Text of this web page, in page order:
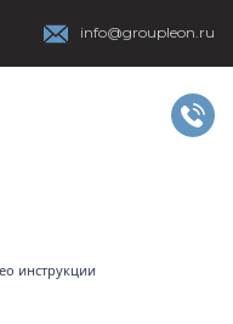
info@groupleon.ru
инструкции